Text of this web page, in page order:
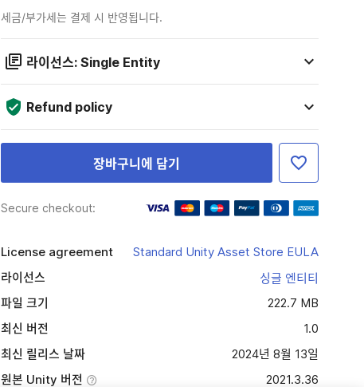
세금/부가세는 결제 시 반영됩니다.
라이선스: Single Entity
Refund policy
장바구니에 담기
Secure checkout:
License agreement
Standard Unity Asset Store EULA
라이선스
싱글 엔티티
파일 크기
222.7 MB
최신 버전
1.0
최신 릴리스 날짜
2024년 8월 13일
원본 Unity 버전
2021.3.36